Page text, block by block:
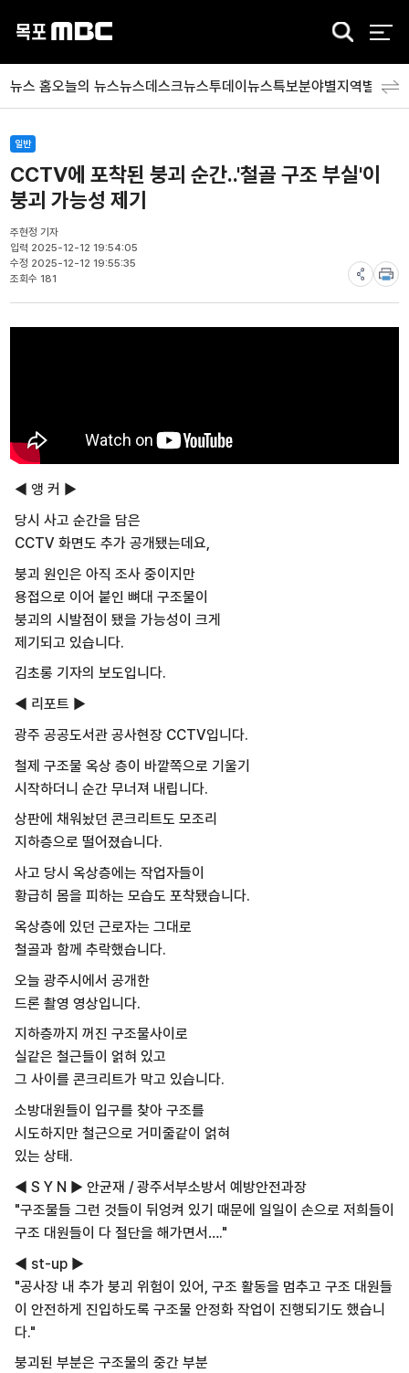
검
뉴스 홈오늘의 뉴스뉴스데스크뉴스투데이뉴스특보분야별지역별 뉴스
일반
CCTV에 포착된 붕괴 순간..'철골 구조 부실'이
붕괴 가능성 제기
주현정 기자
입력 2025-12-12 19:54:05
수정 2025-12-12 19:55:35
조회수 181
◀ 앵 커 ▶
당시 사고 순간을 담은
CCTV 화면도 추가 공개됐는데요,
붕괴 원인은 아직 조사 중이지만
용접으로 이어 붙인 뼈대 구조물이
붕괴의 시발점이 됐을 가능성이 크게
제기되고 있습니다.
김초롱 기자의 보도입니다.
◀ 리포트 ▶
광주 공공도서관 공사현장 CCTV입니다.
철제 구조물 옥상 층이 바깥쪽으로 기울기
시작하더니 순간 무너져 내립니다.
상판에 채워놨던 콘크리트도 모조리
지하층으로 떨어졌습니다.
사고 당시 옥상층에는 작업자들이
황급히 몸을 피하는 모습도 포착됐습니다.
옥상층에 있던 근로자는 그대로
철골과 함께 추락했습니다.
오늘 광주시에서 공개한
드론 촬영 영상입니다.
지하층까지 꺼진 구조물사이로
실같은 철근들이 얽혀 있고
그 사이를 콘크리트가 막고 있습니다.
소방대원들이 입구를 찾아 구조를
시도하지만 철근으로 거미줄같이 얽혀
있는 상태.
◀ S Y N ▶ 안균재 / 광주서부소방서 예방안전과장
"구조물들 그런 것들이 뒤엉켜 있기 때문에 일일이 손으로 저희들이
구조 대원들이 다 절단을 해가면서…."
◀ st-up ▶
"공사장 내 추가 붕괴 위험이 있어, 구조 활동을 멈추고 구조 대원들
이 안전하게 진입하도록 구조물 안정화 작업이 진행되기도 했습니
다."
붕괴된 부분은 구조물의 중간 부분